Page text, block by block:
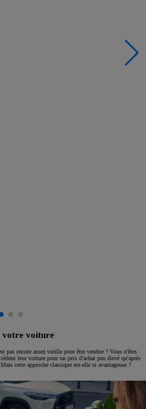
votre voiture
pas encore assez vieille pour être vendue ? Vous n'êtes
leur voiture pour un prix d'achat peu élevé qu'après
cette approche classique est-elle si avantageuse ?